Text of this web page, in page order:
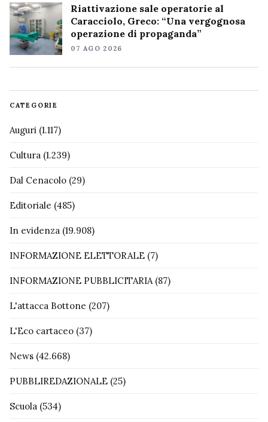
Riattivazione sale operatorie al
Caracciolo, Greco: “Una vergognosa
operazione di propaganda”
07 AGO 2026
CATEGORIE
Auguri (1.117)
Cultura (1.239)
Dal Cenacolo (29)
Editoriale (485)
In evidenza (19.908)
INFORMAZIONE ELETTORALE (7)
INFORMAZIONE PUBBLICITARIA(87)
L'attacca Bottone (207)
L'Eco cartaceo (37)
News (42.668)
PUBBLIREDAZIONALE (25)
Scuola (534)